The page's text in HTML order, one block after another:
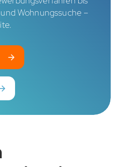
Wohnungssuche –